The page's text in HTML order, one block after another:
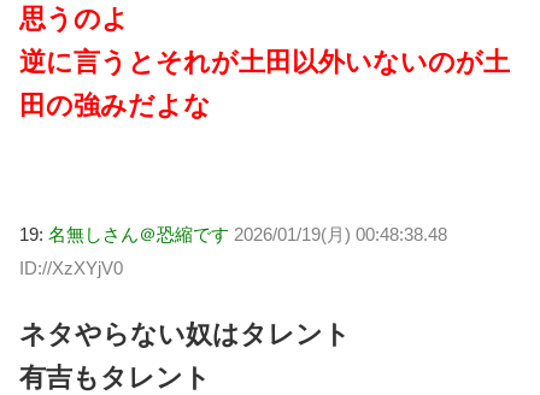
思うのよ
逆に言うとそれが土田以外いないのが土
田の強みだよな
19: 名無しさん＠恐縮です 2026/01/19(月) 00:48:38.48
ID://XzXYjV0
ネタやらない奴はタレント
有吉もタレント